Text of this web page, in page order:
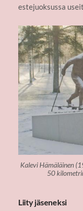
estejuoksussa
Kalevi Hämäläinen
50
Liity jäseneksi